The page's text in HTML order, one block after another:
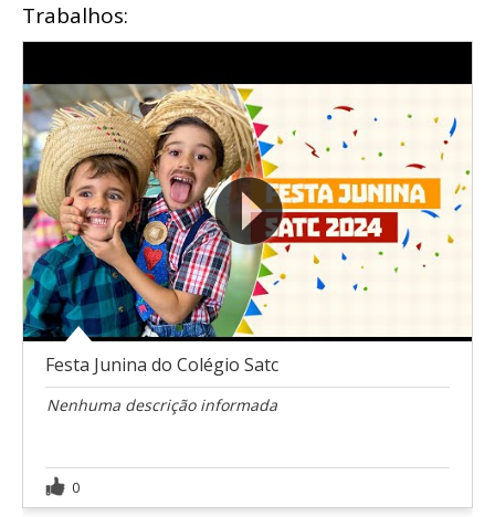
Trabalhos:
Festa Junina do Colégio Satc
Nenhuma descrição informada
0